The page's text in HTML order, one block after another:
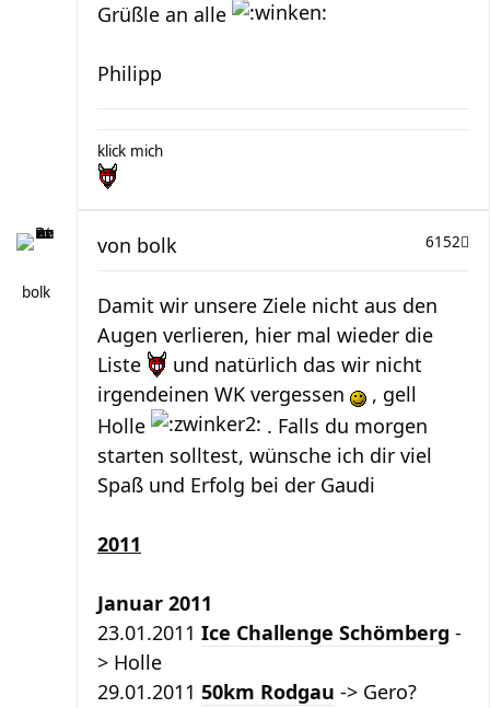
Grüßle an alle
Philipp
klick mich
bolk
6152
von bolk
Damit wir unsere Ziele nicht aus den
Augen verlieren, hier mal wieder die
Liste
und natürlich das wir nicht
irgendeinen WK vergessen
, gell
Holle
. Falls du morgen
starten solltest, wünsche ich dir viel
Spaß und Erfolg bei der Gaudi
2011
Januar 2011
23.01.2011 Ice Challenge Schömberg -
> Holle
29.01.2011 50km Rodgau -> Gero?